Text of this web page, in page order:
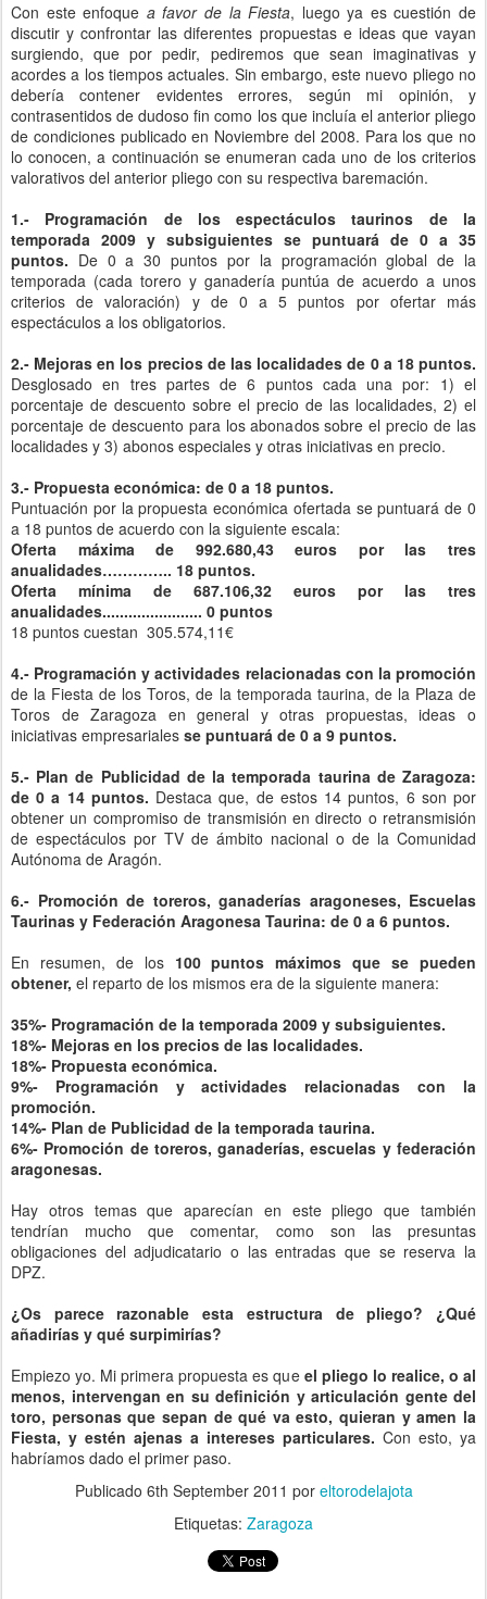
Con este enfoque a favor de la Fiesta, luego ya es cuestión de
discutir y confrontar las diferentes propuestas e ideas que vayan
surgiendo, que por pedir, pediremos que sean imaginativas y
acordes a los tiempos actuales. Sin embargo, este nuevo pliego no
debería contener evidentes errores, según mi opinión, y
contrasentidos de dudoso fin como los que incluía el anterior pliego
de condiciones publicado en Noviembre del 2008. Para los que no
lo conocen, a continuación se enumeran cada uno de los criterios
valorativos del anterior pliego con su respectiva baremación.
1.- Programación de los espectáculos taurinos de la
temporada 2009 y subsiguientes se puntuará de 0 a 35
puntos. De 0 a 30 puntos por la programación global de la
temporada (cada torero y ganadería puntúa de acuerdo a unos
criterios de valoración) y de 0 a 5 puntos por ofertar más
espectáculos a los obligatorios.
2.- Mejoras en los precios de las localidades de 0 a 18 puntos.
Desglosado en tres partes de 6 puntos cada una por: 1) el
porcentaje de descuento sobre el precio de las localidades, 2) el
porcentaje de descuento para los abonados sobre el precio de las
localidades y 3) abonos especiales y otras iniciativas en precio.
3.- Propuesta económica: de 0 a 18 puntos.
Puntuación por la propuesta económica ofertada se puntuará de 0
a 18 puntos de acuerdo con la siguiente escala:
Oferta máxima de 992.680,43 euros por las tres
anualidades………….. 18 puntos.
Oferta mínima de 687.106,32 euros por las tres
anualidades....................... 0 puntos
18 puntos cuestan 305.574,11€
4.- Programación y actividades relacionadas con la promoción
de la Fiesta de los Toros, de la temporada taurina, de la Plaza de
Toros de Zaragoza en general y otras propuestas, ideas o
iniciativas empresariales se puntuará de 0 a 9 puntos.
5.- Plan de Publicidad de la temporada taurina de Zaragoza:
de 0 a 14 puntos. Destaca que, de estos 14 puntos, 6 son por
obtener un compromiso de transmisión en directo o retransmisión
de espectáculos por TV de ámbito nacional o de la Comunidad
Autónoma de Aragón.
6.- Promoción de toreros, ganaderías aragoneses, Escuelas
Taurinas y Federación Aragonesa Taurina: de 0 a 6 puntos.
En resumen, de los 100 puntos máximos que se pueden
obtener, el reparto de los mismos era de la siguiente manera:
35%- Programación de la temporada 2009 y subsiguientes.
18%- Mejoras en los precios de las localidades.
18%- Propuesta económica.
9%- Programación y actividades relacionadas con la
promoción.
14%- Plan de Publicidad de la temporada taurina.
6%- Promoción de toreros, ganaderías, escuelas y federación
aragonesas.
Hay otros temas que aparecían en este pliego que también
tendrían mucho que comentar, como son las presuntas
obligaciones del adjudicatario o las entradas que se reserva la
DPZ.
¿Os parece razonable esta estructura de pliego? ¿Qué
añadirías y qué surpimirías?
Empiezo yo. Mi primera propuesta es que el pliego lo realice, o al
menos, intervengan en su definición y articulación gente del
toro, personas que sepan de qué va esto, quieran y amen la
Fiesta, y estén ajenas a intereses particulares. Con esto, ya
habríamos dado el primer paso.
Publicado 6th September 2011 por eltorodelajota
Etiquetas: Zaragoza